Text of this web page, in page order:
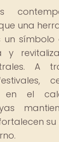
una
un
y
A
en el
su